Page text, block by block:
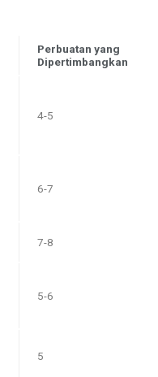
Perbuatan yang
Dipertimbangkan
4-5
6-7
7-8
5-6
5